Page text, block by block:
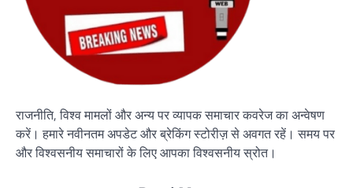
राजनीति, विश्व मामलों और अन्य पर व्यापक समाचार कवरेज का अन्वेषण
करें। हमारे नवीनतम अपडेट और ब्रेकिंग स्टोरीज़ से अवगत रहें। समय पर
और विश्वसनीय समाचारों के लिए आपका विश्वसनीय स्रोत।